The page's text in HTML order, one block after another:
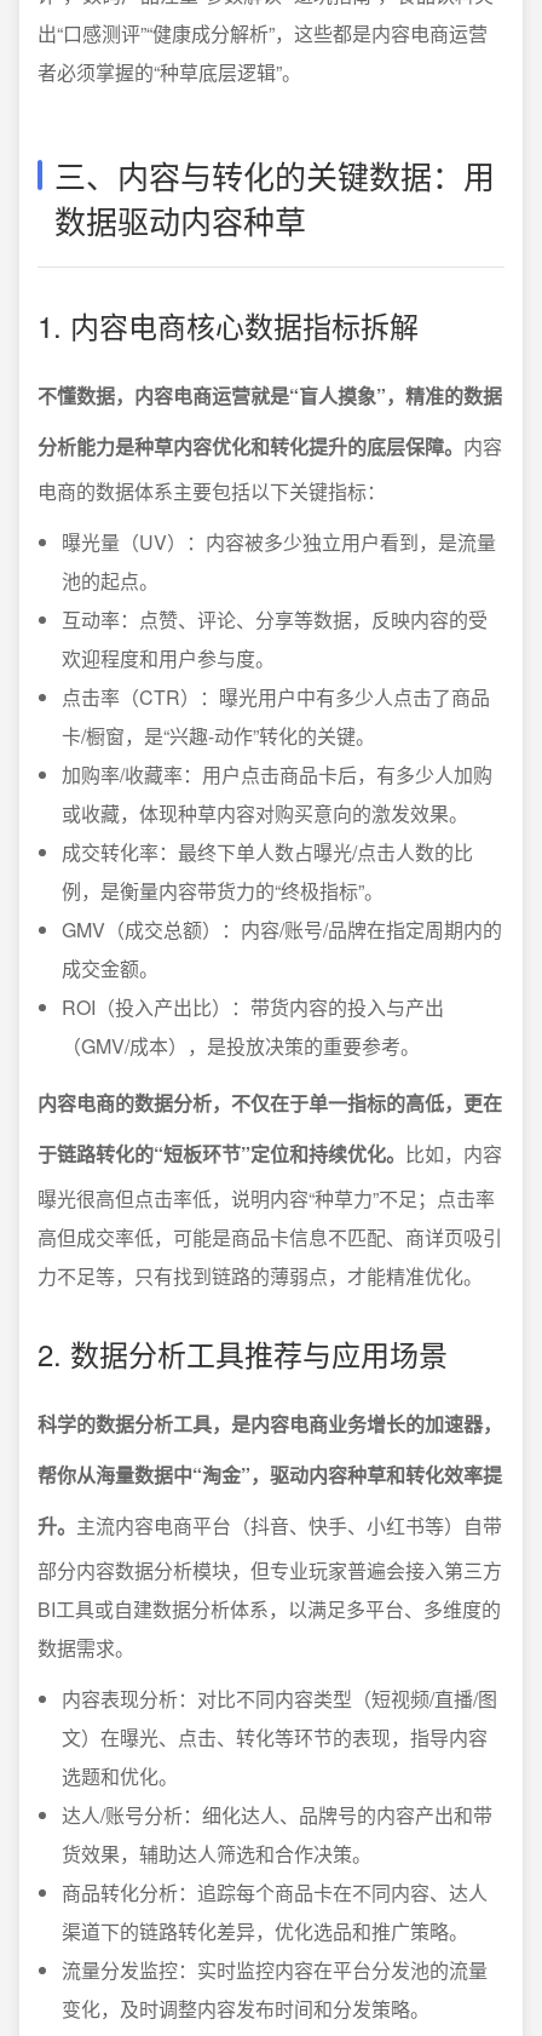
出“口感测评”“健康成分解析”，这些都是内容电商运营
者必须掌握的“种草底层逻辑”。
三、内容与转化的关键数据：用
数据驱动内容种草
1. 内容电商核心数据指标拆解
不懂数据，内容电商运营就是“盲人摸象”，精准的数据
分析能力是种草内容优化和转化提升的底层保障。 内容
电商的数据体系主要包括以下关键指标：
曝光量（UV）：内容被多少独立用户看到，是流量
池的起点。
互动率：点赞、评论、分享等数据，反映内容的受
欢迎程度和用户参与度。
点击率（CTR）：曝光用户中有多少人点击了商品
卡/橱窗，是“兴趣-动作”转化的关键。
加购率/收藏率：用户点击商品卡后，有多少人加购
或收藏，体现种草内容对购买意向的激发效果。
成交转化率：最终下单人数占曝光/点击人数的比
例，是衡量内容带货力的“终极指标”。
GMV（成交总额）：内容/账号/品牌在指定周期内的
成交金额。
ROI（投入产出比）：带货内容的投入与产出
（GMV/成本），是投放决策的重要参考。
内容电商的数据分析，不仅在于单一指标的高低，更在
于链路转化的“短板环节”定位和持续优化。 比如，内容
曝光很高但点击率低，说明内容“种草力”不足；点击率
高但成交率低，可能是商品卡信息不匹配、商详页吸引
力不足等，只有找到链路的薄弱点，才能精准优化。
2. 数据分析工具推荐与应用场景
科学的数据分析工具，是内容电商业务增长的加速器，
帮你从海量数据中“淘金”，驱动内容种草和转化效率提
升。 主流内容电商平台（抖音、快手、小红书等）自带
部分内容数据分析模块，但专业玩家普遍会接入第三方
BI工具或自建数据分析体系，以满足多平台、多维度的
数据需求。
内容表现分析：对比不同内容类型（短视频/直播/图
文）在曝光、点击、转化等环节的表现，指导内容
选题和优化。
达人/账号分析：细化达人、品牌号的内容产出和带
货效果，辅助达人筛选和合作决策。
商品转化分析：追踪每个商品卡在不同内容、达人
渠道下的链路转化差异，优化选品和推广策略。
流量分发监控：实时监控内容在平台分发池的流量
变化，及时调整内容发布时间和分发策略。